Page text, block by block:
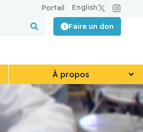
English
Portail
Faire un don
À propos